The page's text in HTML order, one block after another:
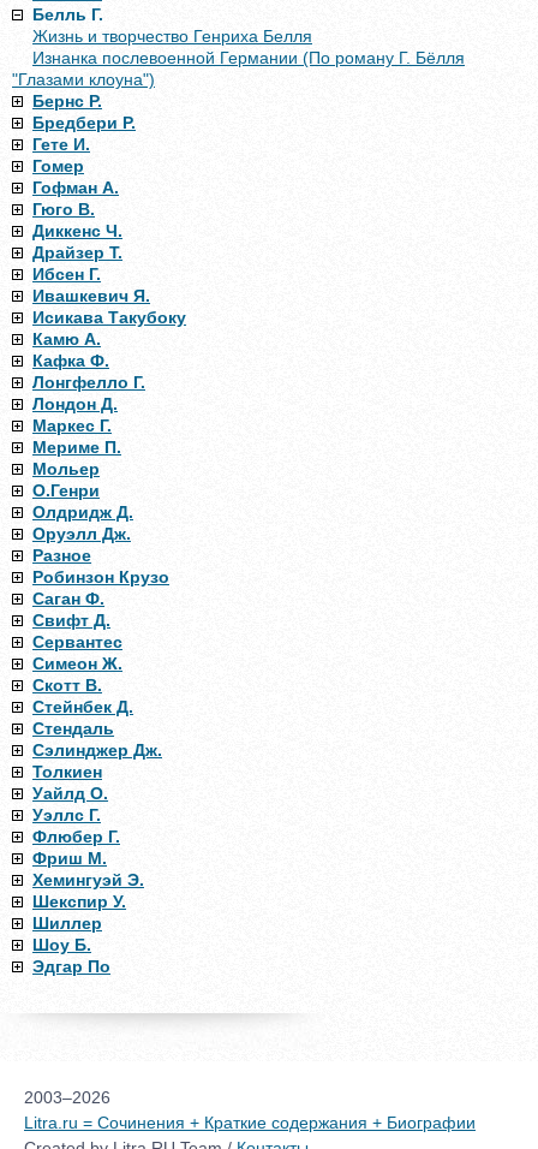
Белль Г.
Жизнь и творчество Генриха Белля
Изнанка послевоенной Германии (По роману Г. Бёлля
"Глазами клоуна")
Бернс Р.
Бредбери Р.
Гете И.
Гомер
Гофман А.
Гюго В.
Диккенс Ч.
Драйзер Т.
Ибсен Г.
Ивашкевич Я.
Исикава Такубоку
Камю А.
Кафка Ф.
Лонгфелло Г.
Лондон Д.
Маркес Г.
Мериме П.
Мольер
О.Генри
Олдридж Д.
Оруэлл Дж.
Разное
Робинзон Крузо
Саган Ф.
Свифт Д.
Сервантес
Симеон Ж.
Скотт В.
Стейнбек Д.
Стендаль
Сэлинджер Дж.
Толкиен
Уайлд О.
Уэллс Г.
Флюбер Г.
Фриш М.
Хемингуэй Э.
Шекспир У.
Шиллер
Шоу Б.
Эдгар По
2003–2026
Litra.ru = Сочинения + Краткие содержания + Биографии